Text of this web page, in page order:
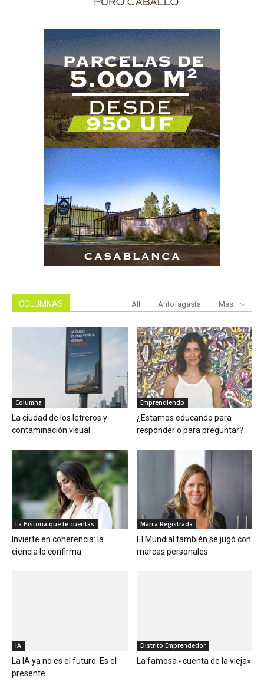
COLUMNAS All Antofagasta Más
Columna
La ciudad de los letreros y
contaminación visual
Emprendiendo
¿Estamos educando para
responder o para preguntar?
La Historia que te cuentas
Invierte en coherencia: la
ciencia lo confirma
Marca Registrada
El Mundial también se jugó con
marcas personales
IA
La IA ya no es el futuro. Es el
presente
Distrito Emprendedor
La famosa «cuenta de la vieja»